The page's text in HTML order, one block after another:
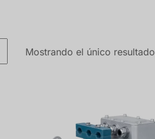
Mostrando el único resultado